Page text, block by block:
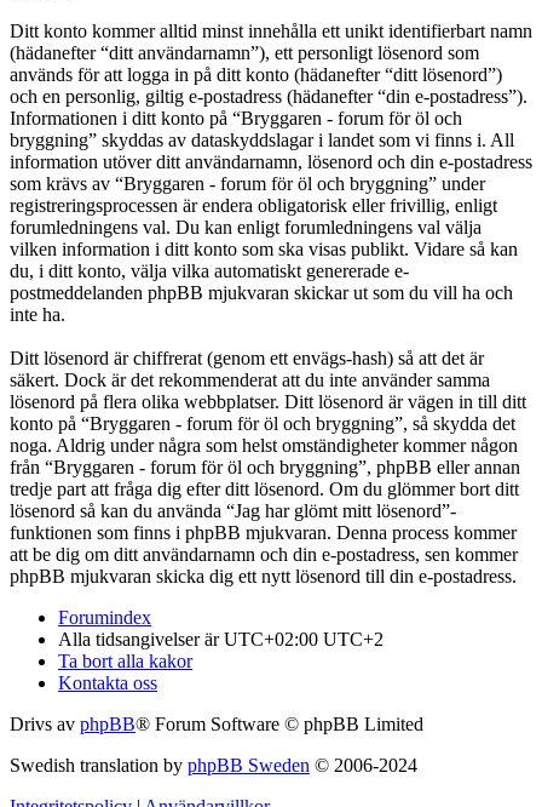
Ditt konto kommer alltid minst innehålla ett unikt identifierbart namn
(hädanefter “ditt användarnamn”), ett personligt lösenord som
används för att logga in på ditt konto (hädanefter “ditt lösenord”)
och en personlig, giltig e-postadress (hädanefter “din e-postadress”).
Informationen i ditt konto på “Bryggaren - forum för öl och
bryggning” skyddas av dataskyddslagar i landet som vi finns i. All
information utöver ditt användarnamn, lösenord och din e-postadress
som krävs av “Bryggaren - forum för öl och bryggning” under
registreringsprocessen är endera obligatorisk eller frivillig, enligt
forumledningens val. Du kan enligt forumledningens val välja
vilken information i ditt konto som ska visas publikt. Vidare så kan
du, i ditt konto, välja vilka automatiskt genererade e-
postmeddelanden phpBB mjukvaran skickar ut som du vill ha och
inte ha.
Ditt lösenord är chiffrerat (genom ett envägs-hash) så att det är
säkert. Dock är det rekommenderat att du inte använder samma
lösenord på flera olika webbplatser. Ditt lösenord är vägen in till ditt
konto på “Bryggaren - forum för öl och bryggning”, så skydda det
noga. Aldrig under några som helst omständigheter kommer någon
från “Bryggaren - forum för öl och bryggning”, phpBB eller annan
tredje part att fråga dig efter ditt lösenord. Om du glömmer bort ditt
lösenord så kan du använda “Jag har glömt mitt lösenord”-
funktionen som finns i phpBB mjukvaran. Denna process kommer
att be dig om ditt användarnamn och din e-postadress, sen kommer
phpBB mjukvaran skicka dig ett nytt lösenord till din e-postadress.
Forumindex
Alla tidsangivelser är UTC+02:00 UTC+2
Ta bort alla kakor
Kontakta oss
Drivs av phpBB® Forum Software © phpBB Limited
Swedish translation by phpBB Sweden © 2006-2024